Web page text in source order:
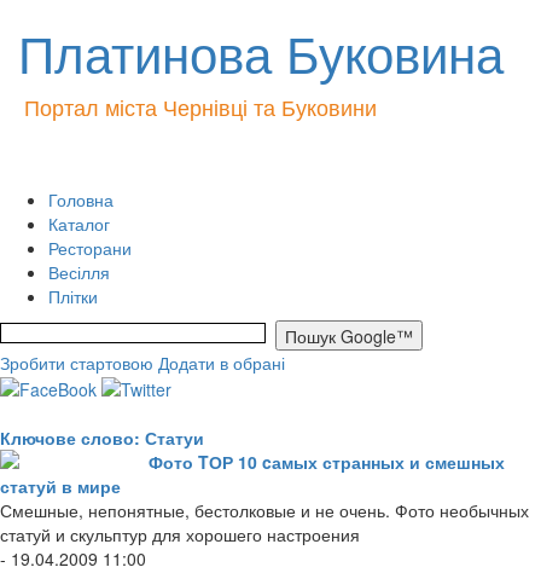
Платинова Буковина
Портал міста Чернівці та Буковини
Головна
Каталог
Ресторани
Весілля
Плітки
Зробити стартовою Додати в обрані
Ключове слово: Статуи
Фото TОР 10 cамых странных и смешных
статуй в мире
Смешные, непонятные, бестолковые и не очень. Фото необычных
статуй и скульптур для хорошего настроения
- 19.04.2009 11:00